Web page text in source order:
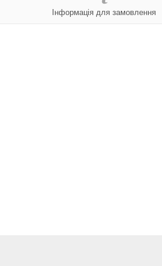
Інформація для замовлення